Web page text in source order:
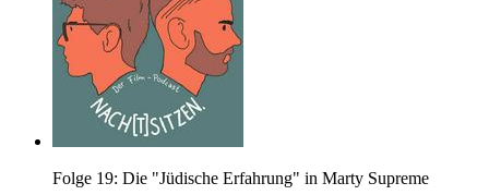
Folge 19: Die "Jüdische Erfahrung" in Marty Supreme